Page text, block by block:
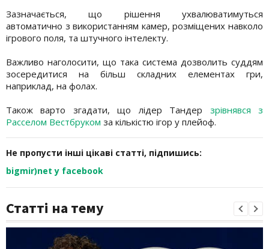
Зазначається, що рішення ухвалюватимуться
автоматично з використанням камер, розміщених навколо
ігрового поля, та штучного інтелекту.
Важливо наголосити, що така система дозволить суддям
зосередитися на більш складних елементах гри,
наприклад, на фолах.
Також варто згадати, що лідер Тандер зрівнявся з
Расселом Вестбруком за кількістю ігор у плейоф.
Не пропусти інші цікаві статті, підпишись:
bigmir)net у facebook
Статті на тему